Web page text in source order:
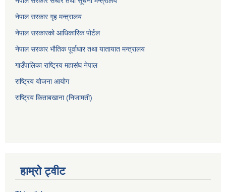
नेपाल सरकार गृह मन्त्रालय
नेपाल सरकारको आधिकारिक पोर्टल
नेपाल सरकार भौतिक पूर्वाधार तथा यातायात मन्त्रालय
गाउँपालिका राष्ट्रिय महासंघ नेपाल
राष्ट्रिय योजना आयोग
राष्ट्रिय किताबखाना (निजामती)
हाम्रो ट्वीट